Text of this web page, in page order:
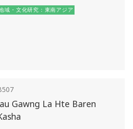
域・文化研究：東南アジア
Gawng La Hte Baren